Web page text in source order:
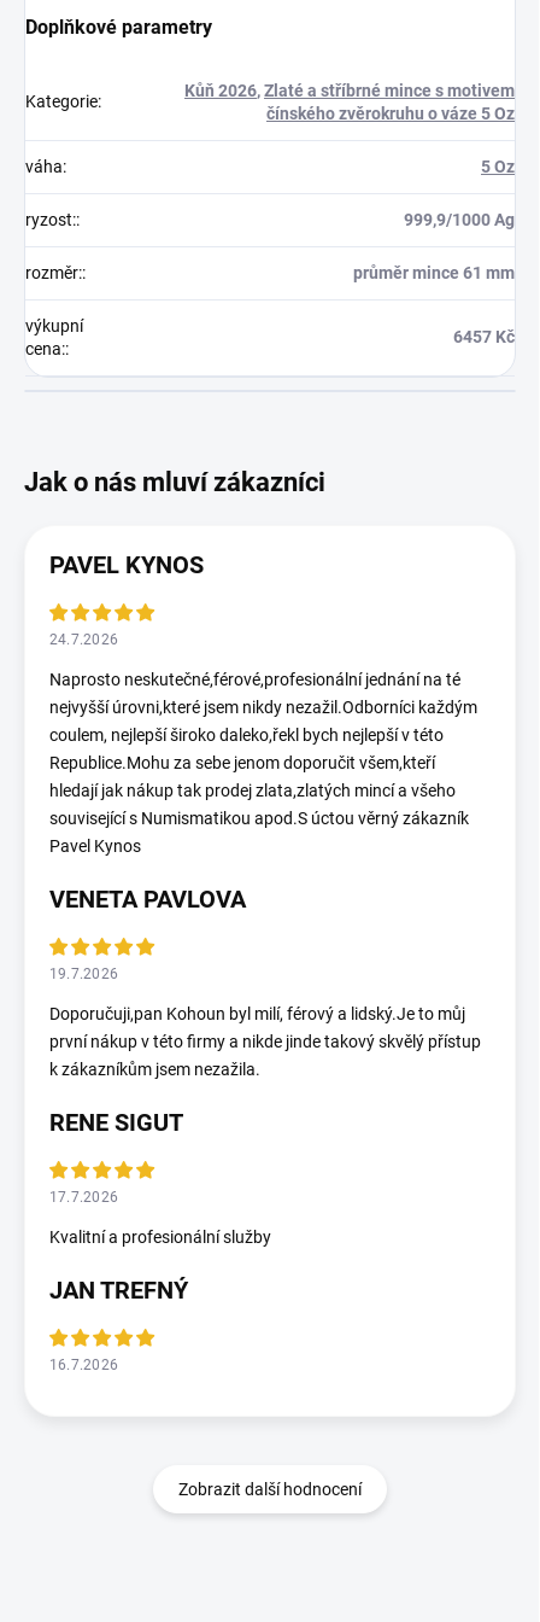
Doplňkové parametry
Kategorie:
Kůň 2026,Zlaté a stříbrné mince s motivem
čínského zvěrokruhu o váze 5 Oz
váha: 5 Oz
ryzost:: 999,9/1000 Ag
rozměr:: průměr mince 61 mm
výkupní
cena::
6457 Kč
PAVEL KYNOS
24.7.2026
Naprosto neskutečné,férové,profesionální jednání na té
nejvyšší úrovni,které jsem nikdy nezažil.Odborníci každým
coulem, nejlepší široko daleko,řekl bych nejlepší v této
Republice.Mohu za sebe jenom doporučit všem,kteří
hledají jak nákup tak prodej zlata,zlatých mincí a všeho
související s Numismatikou apod.S úctou věrný zákazník
Pavel Kynos
VENETA PAVLOVA
19.7.2026
Doporučuji,pan Kohoun byl milí, férový a lidský.Je to můj
první nákup v této firmy a nikde jinde takový skvělý přístup
k zákazníkům jsem nezažila.
RENE SIGUT
17.7.2026
Kvalitní a profesionální služby
JAN TREFNÝ
16.7.2026
Zobrazit další hodnocení